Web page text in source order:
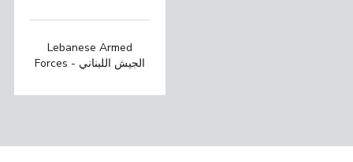
Lebanese Armed
Forces - الجيش اللبناني